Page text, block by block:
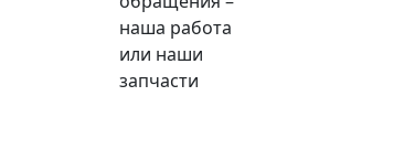
наша работа
или наши
запчасти